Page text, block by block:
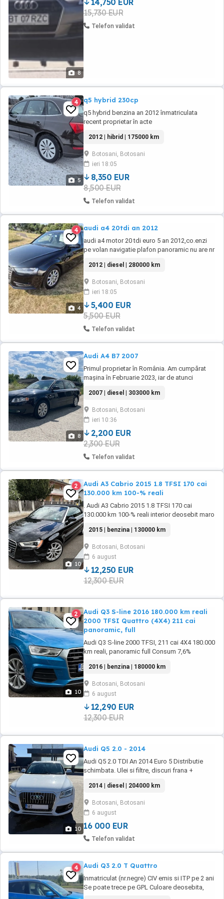
8
14,750 EUR
15,730 EUR
Telefon validat
5
4 q5 hybrid 230cp
q5 hybrid benzina an 2012 înmatriculata
recent proprietar în acte
2012 | hibrid | 175000 km
Botosani, Botosani
ieri 18:05
8,350 EUR
8,500 EUR
Telefon validat
4
4 audi a4 20tdi an 2012
audi a4 motor 20 tdi euro 5 an 2012,co.enzi
pe volan navigatie plafon panoramic nu are nr
2012 | diesel | 280000 km
Botosani, Botosani
ieri 18:05
5,400 EUR
5,500 EUR
Telefon validat
8
Audi A4 B7 2007
Primul proprietar în România. Am cumpărat
mașina în Februarie 2023, iar de atunci
8000-10.000 km.(Nu am completat deloc cu
ulei între schimburi.) Chiar când am cumpărat-
o, am schimbat: tampon motor dreapta,
tampon motor stânga, senzor nivel ulei aflat
...
2007 | diesel | 303000 km
Botosani, Botosani
ieri 10:36
2,200 EUR
2,300 EUR
Telefon validat
10
2
Audi A3 Cabrio 2015 1.8 TFSI 170 cai
130.000 km 100-% reali
. Audi A3 Cabrio 2015 1.8 TFSI 170 cai
130.000 km 100-% reali interior deosebit maro
perioda verii, eleganta, cu un consum redus si
costuri mici de intretinere Inmatriculata
definitiv(nr negre) ITP 2 ani Impozit anual
achitat Consum mixt 6,2% cutie ...
2015 | benzina | 130000 km
Botosani, Botosani
6 august
12,250 EUR
12,300 EUR
10
2
Audi Q3 S-line 2016 180.000 km reali
2000 TFSI Quattro (4X4) 211 cai
panoramic, full
Audi Q3 S-line 2000 TFSI, 211 cai 4X4 180.000
km reali, panoramic full Consum 7,6%
albastru turcoaz Distributie pe lant Faruri Bi-
Xenon Senzor de lumina Senzor de ploaie
Keyless Entry Keyless Go Volan din piele cu
comenzi Scaune full ...
2016 | benzina | 180000 km
Botosani, Botosani
6 august
12,290 EUR
12,300 EUR
10
Audi Q5 2.0 - 2014
Audi Q5 2.0 TDI An 2014 Euro 5 Distributie
schimbata. Ulei si filtre, discuri frana +
Toyota Corolla 1.8 dupa 2020.
2014 | diesel | 204000 km
Botosani, Botosani
6 august
16 000 EUR
Telefon validat
4 Audi Q3 2.0 T Quattro
Inmatriculat (nr.negre) CIV emis si ITP pe 2 ani
Se poate trece pe GPL Culoare deosebita,